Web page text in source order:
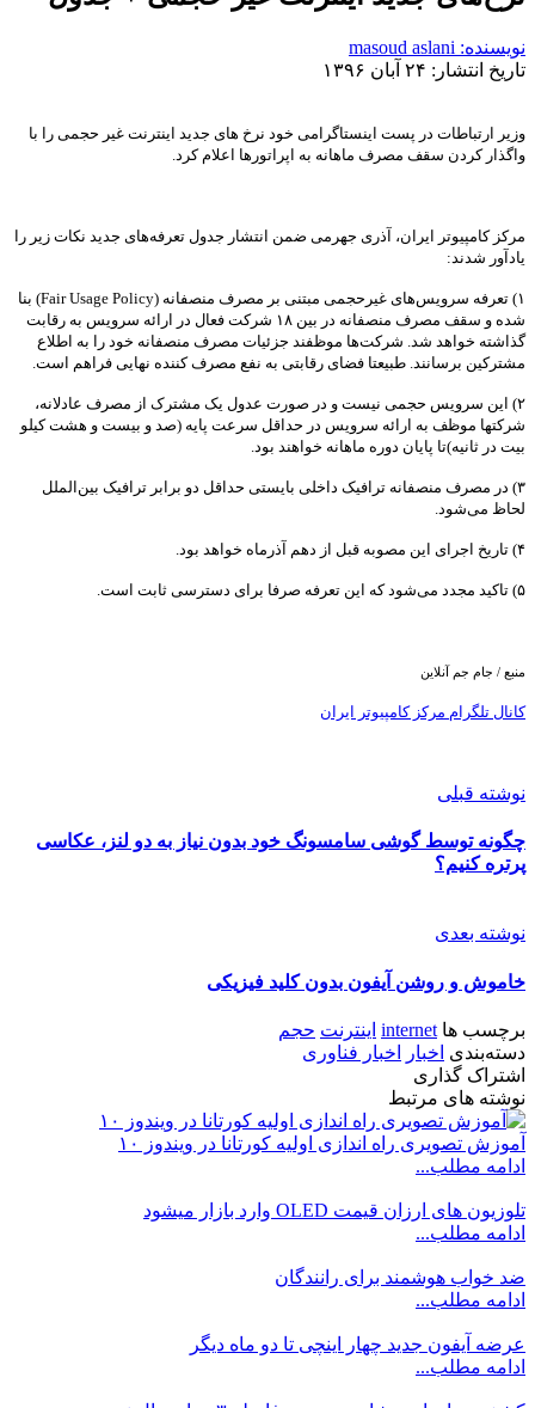
نویسنده: masoud aslani
تاریخ انتشار: ۲۴ آبان ۱۳۹۶
وزیر ارتباطات در پست اینستاگرامی خود نرخ های جدید اینترنت غیر حجمی را با
واگذار کردن سقف مصرف ماهانه به اپراتورها اعلام کرد.
مرکز کامپیوتر ایران، آذری جهرمی ضمن انتشار جدول تعرفه‌های جدید نکات زیر را
یادآور شدند:
۱) تعرفه سرویس‌های غیرحجمی مبتنی بر مصرف منصفانه (Fair Usage Policy) بنا
شده و سقف مصرف منصفانه در بین ۱۸ شرکت فعال در ارائه سرویس به رقابت
گذاشته خواهد شد. شرکت‌ها موظفند جزئیات مصرف منصفانه خود را به اطلاع
مشترکین برسانند. طبیعتا فضای رقابتی به نفع مصرف کننده نهایی فراهم است.
۲) این سرویس حجمی نیست و در صورت عدول یک مشترک از مصرف عادلانه،
شرکتها موظف به ارائه سرویس در حداقل سرعت پایه (صد و بیست و هشت کیلو
بیت در ثانیه)تا پایان دوره ماهانه خواهند بود.
۳) در مصرف منصفانه ترافیک داخلی بایستی حداقل دو برابر ترافیک بین‌الملل
لحاظ می‌شود.
۴) تاریخ اجرای این مصوبه قبل از دهم آذرماه خواهد بود.
۵) تاکید مجدد می‌شود که این تعرفه صرفا برای دسترسی ثابت است.
منبع / جام جم آنلاین
کانال تلگرام مرکز کامپیوتر ایران
نوشته قبلی
چگونه توسط گوشی سامسونگ خود بدون نیاز به دو لنز، عکاسی
پرتره کنیم؟
نوشته بعدی
خاموش و روشن آیفون بدون کلید فیزیکی
برچسب ها internet اینترنت حجم
دسته‌بندی اخبار
اخبار فناوری
اشتراک گذاری
نوشته های مرتبط
آموزش تصویری راه‌ اندازی اولیه کورتانا در ویندوز ۱۰
ادامه مطلب...
تلوزیون های ارزان قیمت OLED وارد بازار میشود
ادامه مطلب...
ضد خواب هوشمند برای رانندگان
ادامه مطلب...
عرضه آیفون جدید چهار اینچی تا دو ماه دیگر
ادامه مطلب...